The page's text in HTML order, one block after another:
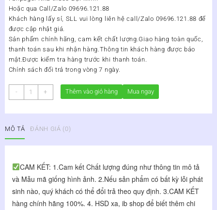
Hoặc qua Call/Zalo 09696.121.88
Khách hàng lấy sỉ, SLL vui lòng liên hệ call/Zalo 09696.121.88 để
được cập nhật giá.
Sản phẩm chính hãng, cam kết chất lượng.Giao hàng toàn quốc,
thanh toán sau khi nhận hàng.Thông tin khách hàng được bảo
mật.Được kiểm tra hàng trước khi thanh toán.
Chính sách đổi trả trong vòng 7 ngày.
-
Sữa
Dinh
Sure
Gold
-
Giúp
Tăng
Cường
+ Thêm vào giỏ hàng Mua ngay
MÔ TẢ ĐÁNH GIÁ (0)
CAM KẾT: 1.Cam kết Chất lượng đúng như thông tin mô tả
và Mẫu mã giống hình ảnh. 2.Nếu sản phẩm có bất kỳ lỗi phát
sinh nào, quý khách có thể đổi trả theo quy định. 3.CAM KẾT
hàng chính hãng 100%. 4. HSD xa, ib shop để biết thêm chi